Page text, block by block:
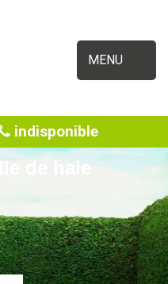
MENU
indisponible
de haie